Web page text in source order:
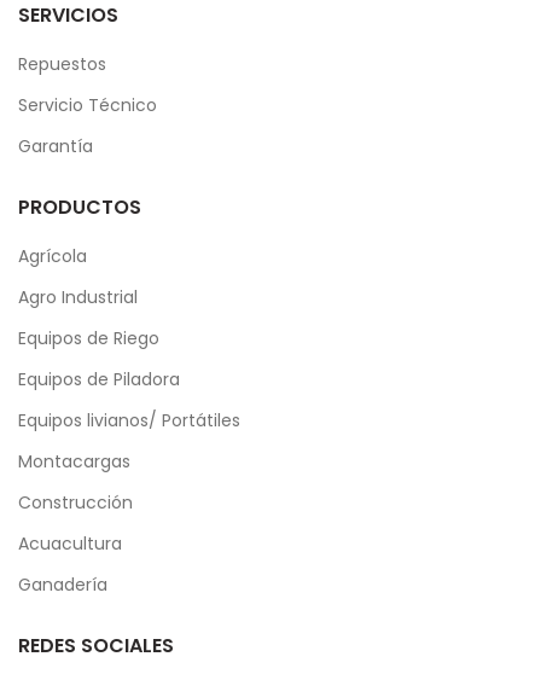
SERVICIOS
Repuestos
Servicio Técnico
Garantía
PRODUCTOS
Agrícola
Agro Industrial
Equipos de Riego
Equipos de Piladora
Equipos livianos/ Portátiles
Montacargas
Construcción
Acuacultura
Ganadería
REDES SOCIALES